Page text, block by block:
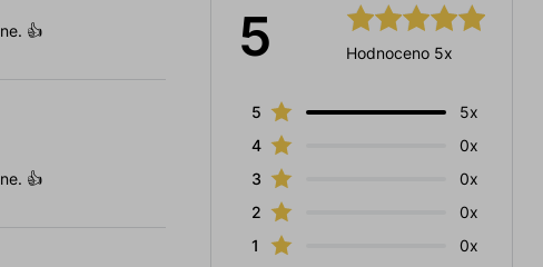
5 Hodnoceno 5x
5
5x
4
0x
3
0x
2
0x
1
0x
👍
👍